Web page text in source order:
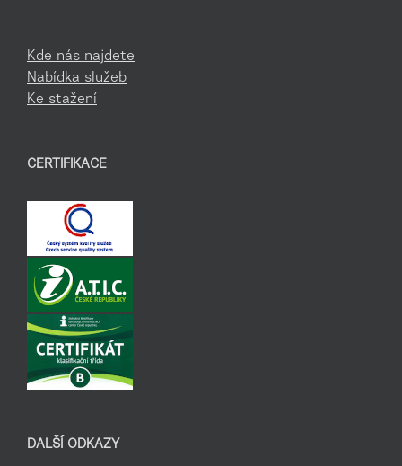
Kde nás najdete
Nabídka služeb
Ke stažení
CERTIFIKACE
DALŠÍ ODKAZY